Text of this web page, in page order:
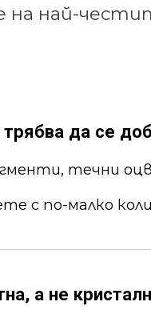
най-
да се
течни
с по-малко
а не